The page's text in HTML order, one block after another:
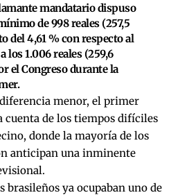
mandatario dispuso
de 998 reales (257,5
del 4,61 % con respecto al
los 1.006 reales (259,6
el Congreso durante la
menor, el primer
cuenta de los tiempos difíciles
donde la mayoría de los
anticipan una inminente
brasileños ya ocupaban uno de